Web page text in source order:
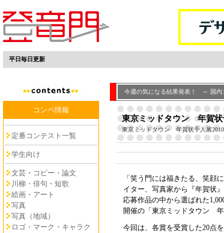
平日毎日更新
今週の気になる結果発表！ ～ 国内
コンペ情報
定番コンテスト一覧
学生向け
文芸・コピー・論文
川柳・俳句・短歌
絵画・アート
写真
写真（地域）
ロゴ・マーク・キャラク
東京ミッドタウン 年賀状
東京ミッドタウン 年賀状千人展2010
「笑う門には福きたる、笑顔
イター、写真家から『年賀状
応募作品の中から選ばれた
開催の「東京ミッドタウン 年
今回は、各賞を受賞した20点